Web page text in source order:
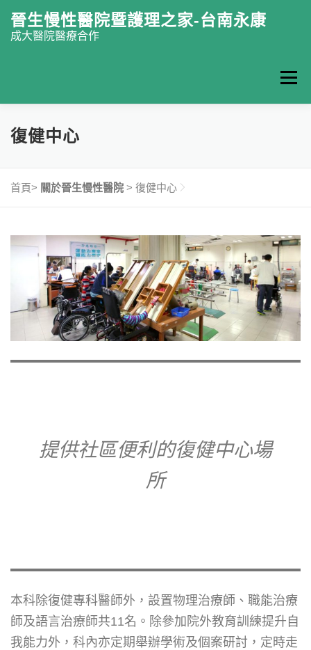
跳至主要內容
晉生慢性醫院暨護理之家-台南永康
成大醫院醫療合作
選單
認識晉生
護理之家 特色醫療 最新消息
聯絡我們 ENGLISH
復健中心
首頁> 關於晉生慢性醫院 > 復健中心
提供社區便利的復健中心場
所
本科除復健專科醫師外，設置物理治療師、職能治療
師及語言治療師共11名。除參加院外教育訓練提升自
我能力外，科內亦定期舉辦學術及個案研討，定時走